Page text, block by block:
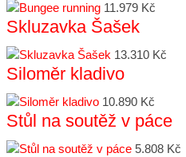
11.979 Kč
Skluzavka Šašek
13.310 Kč
Siloměr kladivo
10.890 Kč
Stůl na soutěž v páce
5.808 Kč